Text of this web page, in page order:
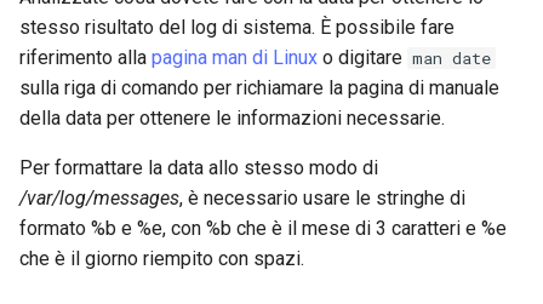
stesso risultato del log di sistema. È possibile fare
riferimento alla pagina man di Linux o digitare man date
sulla riga di comando per richiamare la pagina di manuale
della data per ottenere le informazioni necessarie.
Per formattare la data allo stesso modo di
/var/log/messages, è necessario usare le stringhe di
formato %b e %e, con %b che è il mese di 3 caratteri e %e
che è il giorno riempito con spazi.